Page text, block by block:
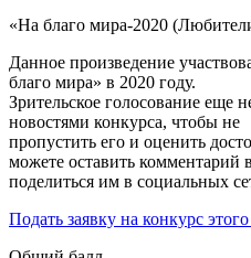
«На благо мира-2020
Данное произведение
благо мира» в 2020 году.
Зрительское голосование еще
новостями конкурса, чтобы не
пропустить его и оценить
можете оставить комментарий
поделиться им в социальных
Подать заявку на конкурс